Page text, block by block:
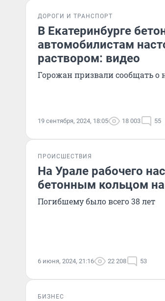
ДОРОГИ И ТРАНСПОРТ
В Екатеринбурге
автомобилистам
раствором: видео
Горожан призвали сообщать о
19 сентября, 2024, 18:05 18 003 55
ПРОИСШЕСТВИЯ
На Урале рабочего
бетонным кольцом
Погибшему было всего 38 лет
6 июня, 2024, 21:16 22 208 53
БИЗНЕС